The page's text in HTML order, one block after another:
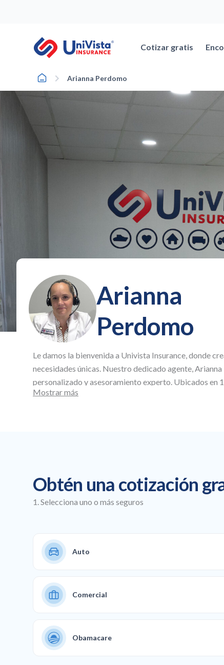
Cotizar gratis
Home Arianna Perdomo
Arianna
Perdomo
Le damos la bienvenida a Univista Insurance, donde
necesidades únicas. Nuestro dedicado agente,Arianna
personalizado y asesoramiento experto. Ubicados en
33186, nos especializamos en la creación de planes
Mostrar más
Obtén una cotización
1. Selecciona uno o más seguros
Auto
Comercial
Obamacare